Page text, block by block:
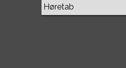
Høretab